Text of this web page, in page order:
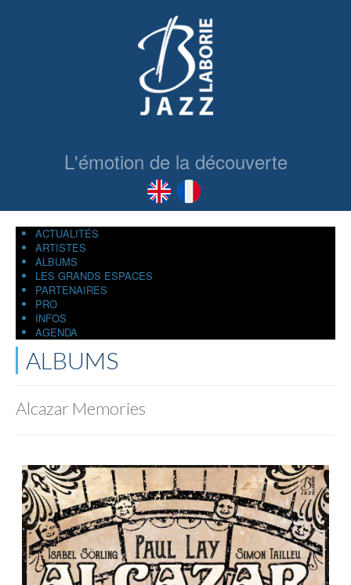
L'émotion de la découverte
ACTUALITÉS
ARTISTES
ALBUMS
LES GRANDS ESPACES
PARTENAIRES
PRO
INFOS
AGENDA
ALBUMS
Alcazar Memories